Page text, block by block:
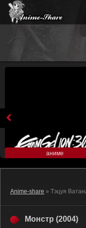
аниме
Anime-share » Тэцуя
Монстр (2004)